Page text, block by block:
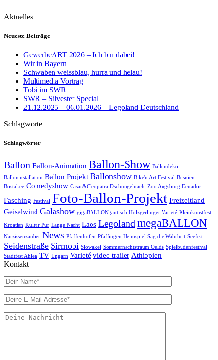
Aktuelles
Neueste Beiträge
GewerbeART 2026 – Ich bin dabei!
Wir in Bayern
Schwaben weissblau, hurra und helau!
Multimedia Vortrag
Tobi im SWR
SWR – Silvester Special
21.12.2025 – 06.01.2026 – Legoland Deutschland
Schlagworte
Schlagwörter
Ballon Ballon-Animation Ballon-Show Ballondeko
Balloninstallation Ballon Projekt Ballonshow Bike'n Art Festival Bosnien
Bostalsee Comedyshow Cäsar&Cleopatra Dschungelnacht Zoo Augsburg Ecuador
Fasching Festival Foto-Ballon-Projekt Freizeitland
Geiselwind Galashow gigaBALLONgantisch Holzgerlinger Varieté Kleinkunstfest
Kroatien Kultur Pur Lange Nacht Laos LegolandmegaBALLON
Narzissenzauber News Pfaffenhofen Pfäffingen Heimspiel Sag die Wahrheit Seefest
Seidenstraße Sirmobi Slowakei Sommernachtstraum Oelde Spielbudenfestival
Stadtfest Ahlen TV Ungarn Varieté video trailer Äthiopien
Kontakt